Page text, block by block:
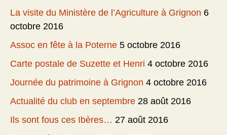
La visite du Ministère de l’Agriculture à Grignon 6
octobre 2016
Assoc en fête à la Poterne 5 octobre 2016
Carte postale de Suzette et Henri 4 octobre 2016
Journée du patrimoine à Grignon 4 octobre 2016
Actualité du club en septembre 28 août 2016
Ils sont fous ces Ibères… 27 août 2016